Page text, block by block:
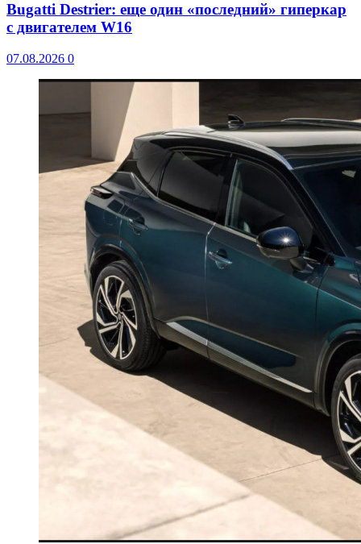
Bugatti Destrier: еще один «последний» гиперкар
с двигателем W16
07.08.2026 0